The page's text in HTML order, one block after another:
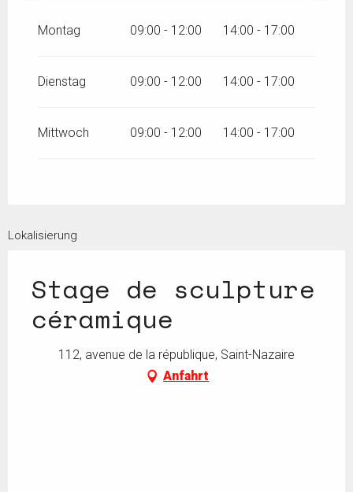
Montag 09:00 - 12:00 14:00 - 17:00
Dienstag 09:00 - 12:00 14:00 - 17:00
Mittwoch 09:00 - 12:00 14:00 - 17:00
Lokalisierung
Stage de sculpture
céramique
112, avenue de la république, Saint-Nazaire
Anfahrt